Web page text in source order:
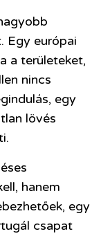
Egy európai
a területeket,
nincs
egy
lövés
hanem
egy
csapat